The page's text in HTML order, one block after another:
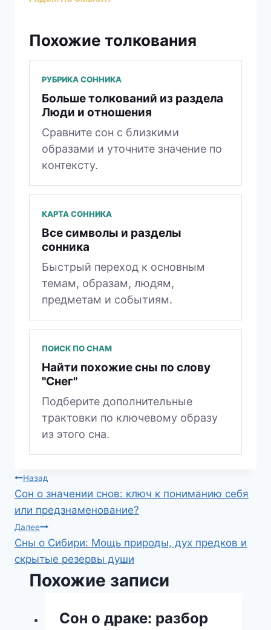
Похожие толкования
РУБРИКА СОННИКА
Больше толкований из раздела
Люди и отношения
Сравните сон с близкими
образами и уточните значение по
контексту.
КАРТА СОННИКА
Все символы и разделы
сонника
Быстрый переход к основным
темам, образам, людям,
предметам и событиям.
ПОИСК ПО СНАМ
Найти похожие сны по слову
"Снег"
Подберите дополнительные
трактовки по ключевому образу
из этого сна.
Навигация
по
записям
Назад
Сон о значении снов: ключ к пониманию себя
или предзнаменование?
Далее
Сны о Сибири: Мощь природы, дух предков и
скрытые резервы души
Похожие записи
Сон о драке: разбор